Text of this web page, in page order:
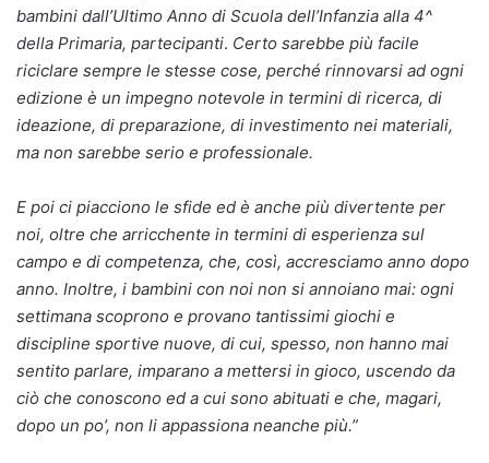
bambini dall’Ultimo Anno di Scuola dell’Infanzia alla 4^
della Primaria, partecipanti. Certo sarebbe più facile
riciclare sempre le stesse cose, perché rinnovarsi ad ogni
edizione è un impegno notevole in termini di ricerca, di
ideazione, di preparazione, di investimento nei materiali,
ma non sarebbe serio e professionale.
E poi ci piacciono le sfide ed è anche più divertente per
noi, oltre che arricchente in termini di esperienza sul
campo e di competenza, che, così, accresciamo anno dopo
anno. Inoltre, i bambini con noi non si annoiano mai: ogni
settimana scoprono e provano tantissimi giochi e
discipline sportive nuove, di cui, spesso, non hanno mai
sentito parlare, imparano a mettersi in gioco, uscendo da
ciò che conoscono ed a cui sono abituati e che, magari,
dopo un po’, non li appassiona neanche più.”